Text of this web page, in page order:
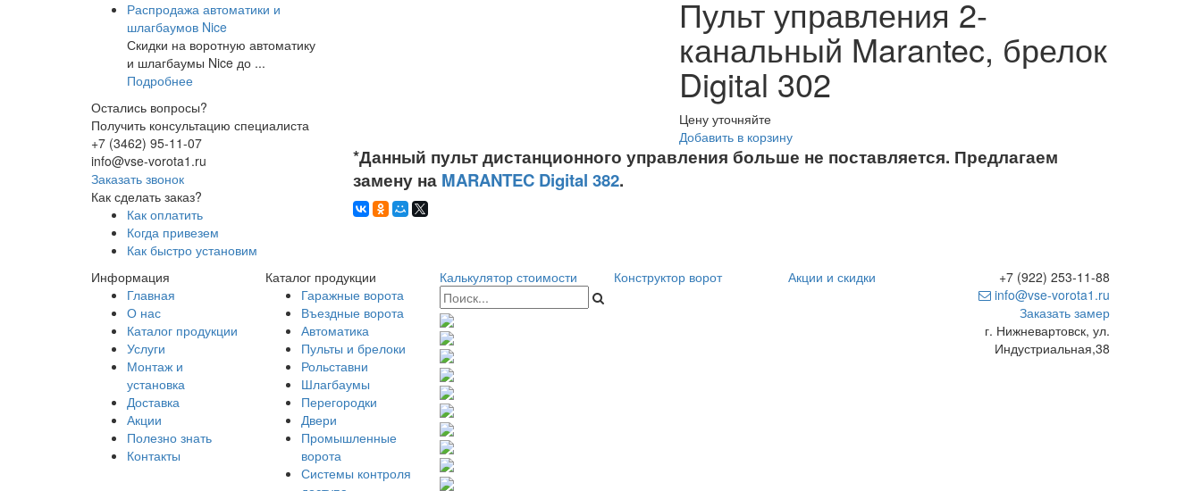
Пульт управления 2-
канальный Marantec, брелок
Digital 302
Цену уточняйте
Добавить в корзину
*Данный пульт дистанционного управления больше не поставляется. Предлагаем
замену на MARANTEC Digital 382.
Распродажа автоматики и
шлагбаумов Nice
Скидки на воротную автоматику
и шлагбаумы Nice до ...
Подробнее
Остались вопросы?
Получить консультацию специалиста
+7 (3462) 95-11-07
info@vse-vorota1.ru
Заказать звонок
Как сделать заказ?
Как оплатить
Когда привезем
Как быстро установим
Информация
Главная
О нас
Каталог продукции
Услуги
Монтаж и
установка
Доставка
Акции
Полезно знать
Контакты
Каталог продукции
Гаражные ворота
Въездные ворота
Автоматика
Пульты и брелоки
Рольставни
Шлагбаумы
Перегородки
Двери
Промышленные
ворота
Системы контроля
Калькулятор стоимости Конструктор ворот Акции и скидки
+7 (922) 253-11-88
info@vse-vorota1.ru
Заказать замер
г. Нижневартовск, ул.
Индустриальная,38